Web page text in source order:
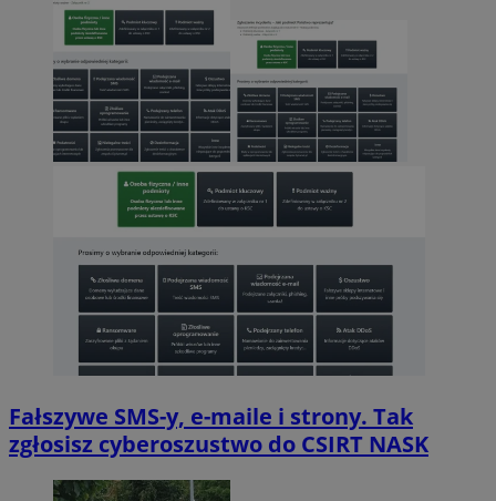
Fałszywe SMS-y, e-maile i strony. Tak
zgłosisz cyberoszustwo do CSIRT NASK